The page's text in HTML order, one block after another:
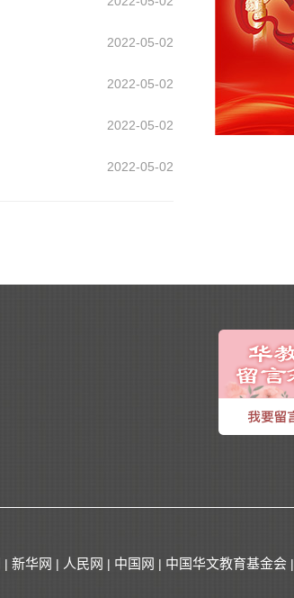
2022-05-02
2022-05-02
2022-05-02
2022-05-02
| 新华网 | 人民网 | 中国网 | 中国华文教育基金会 |